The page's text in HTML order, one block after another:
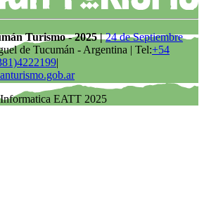
Turismo - 2025 |24 de Septiembre
de Tucumán - Argentina | Tel:+54
|
EATT 2025